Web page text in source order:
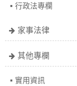
行政法專欄
家事法律
其他專欄
實用資訊